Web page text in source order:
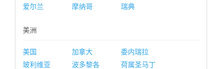
爱尔兰
摩纳哥 瑞典
美洲
美国 加拿大
委内瑞拉
玻利维亚
波多黎各
荷属圣马丁